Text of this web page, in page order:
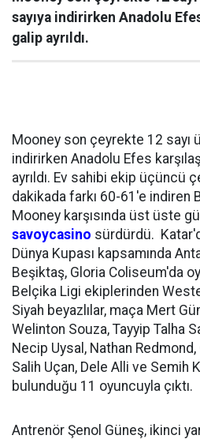
sayıya indirirken Anadolu
galip ayrıldı.
Mooney son çeyrekte 12 sayı
indirirken Anadolu Efes
ayrıldı. Ev sahibi ekip üçüncü
dakikada farkı 60-61'e indiren
Mooney karşısında üst üste
savoycasino sürdürdü.
Dünya Kupası kapsamında
Beşiktaş, Gloria Coliseum'da
Belçika Ligi ekiplerinden
Siyah beyazlılar, maça Mert
Welinton Souza, Tayyip Talha
Necip Uysal, Nathan
Salih Uçan, Dele Alli ve Semih
bulunduğu 11 oyuncuyla çıktı.
Antrenör Şenol Güneş, ikinci